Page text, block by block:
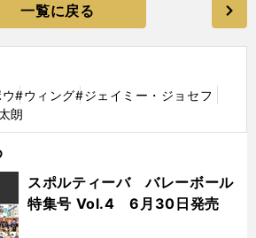
一覧に戻る
#ウィング#ジェイミー・ジョセフ
朗
スポルティーバ バレーボール
特集号 Vol.4 6月30日発売